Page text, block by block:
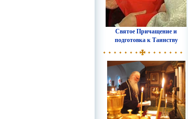
Святое Причащение и
подготовка к Таинству